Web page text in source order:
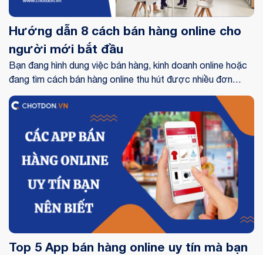
Hướng dẫn 8 cách bán hàng online cho
người mới bắt đầu
Bạn đang hình dung việc bán hàng, kinh doanh online hoặc
đang tìm cách bán hàng online thu hút được nhiều đơn
hàng nhất? Có đa số lựa chọn về kênh và cách tiếp cận để
bắt đầu bán hàng online hoặc đẩy mạnh doanh số. Trong
bài viết này, Chốt đơn sẽ đưa ra các mẹo chung về cách
bán hàng online cho người mới bắt đầu. Làm cho thế nào
để tận dụng và tiếp cận tệp khách hàng tiềm năng để thúc
đẩy doanh số online. Dù bạn đang muốn buôn bán sản
phẩm, mặt hàng gì, bạn cũng có thể bắt đầu bán hàng
online tại nhà.
Top 5 App bán hàng online uy tín mà bạn